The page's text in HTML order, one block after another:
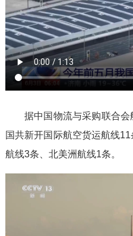
据中国物流与采购联合
国共新开国际航空货运航线
航线3条、北美洲航线1条。